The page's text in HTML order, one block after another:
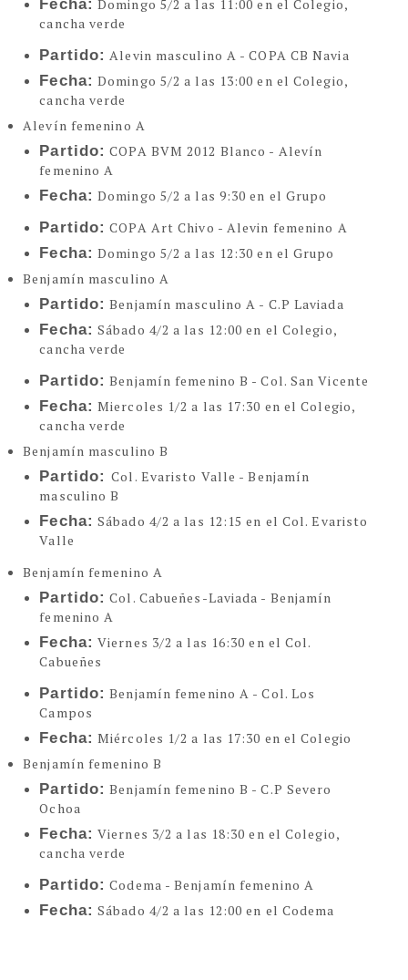
Fecha: Domingo 5/2 a las 11:00 en el Colegio,
cancha verde
Partido: Alevin masculino A - COPA CB Navia
Fecha: Domingo 5/2 a las 13:00 en el Colegio,
cancha verde
Alevín femenino A
Partido: COPA BVM 2012 Blanco - Alevín
femenino A
Fecha: Domingo 5/2 a las 9:30 en el Grupo
Partido: COPA Art Chivo - Alevin femenino A
Fecha: Domingo 5/2 a las 12:30 en el Grupo
Benjamín masculino A
Partido: Benjamín masculino A - C.P Laviada
Fecha: Sábado 4/2 a las 12:00 en el Colegio,
cancha verde
Partido: Benjamín femenino B - Col. San Vicente
Fecha: Miercoles 1/2 a las 17:30 en el Colegio,
cancha verde
Benjamín masculino B
Partido:Col. Evaristo Valle - Benjamín
masculino B
Fecha: Sábado 4/2 a las 12:15 en el Col. Evaristo
Valle
Benjamín femenino A
Partido: Col. Cabueñes-Laviada - Benjamín
femenino A
Fecha: Viernes 3/2 a las 16:30 en el Col.
Cabueñes
Partido: Benjamín femenino A - Col. Los
Campos
Fecha: Miércoles 1/2 a las 17:30 en el Colegio
Benjamín femenino B
Partido: Benjamín femenino B - C.P Severo
Ochoa
Fecha: Viernes 3/2 a las 18:30 en el Colegio,
cancha verde
Partido: Codema - Benjamín femenino A
Fecha: Sábado 4/2 a las 12:00 en el Codema